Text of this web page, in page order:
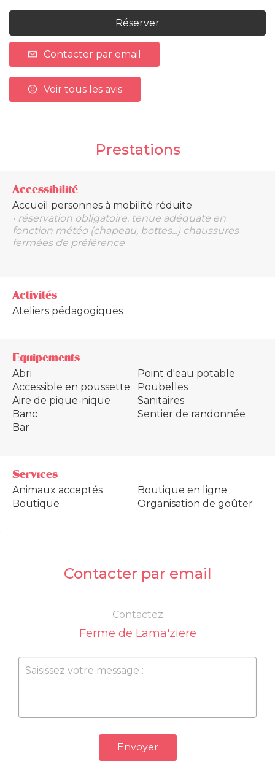
Réserver
Contacter par email
Voir tous les avis
Prestations
Accessibilité
Accueil personnes à mobilité réduite
• réservation obligatoire. tenue adéquate en
fonction météo (chapeau, bottes...) chaussures
fermées de préférence
Activités
Ateliers pédagogiques
Equipements
Abri
Accessible en poussette
Aire de pique-nique
Banc
Bar
Point d'eau potable
Poubelles
Sanitaires
Sentier de randonnée
Services
Animaux acceptés
Boutique
Boutique en ligne
Organisation de goûter
Contacter par email
Contactez
Ferme de Lama'ziere
Envoyer